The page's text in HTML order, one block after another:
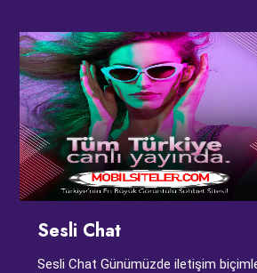
Sesli Chat
Sesli Chat Günümüzde iletişim